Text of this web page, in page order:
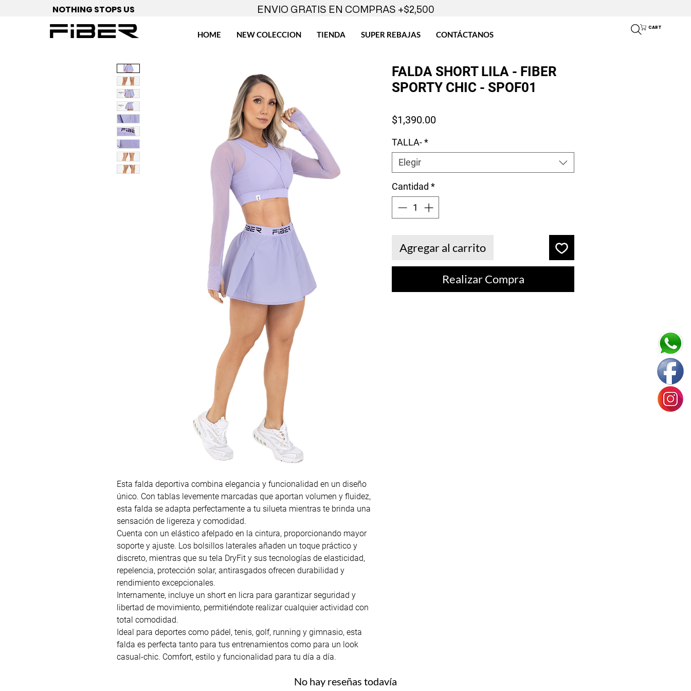
NOTHING STOPS US
HOME NEW COLECCION TIENDA SUPER REBAJAS CONTÁCTANOS
ENVIO GRATIS EN COMPRAS +$2,500
CART
Esta falda deportiva combina elegancia y funcionalidad en un diseño
único. Con tablas levemente marcadas que aportan volumen y fluidez,
esta falda se adapta perfectamente a tu silueta mientras te brinda una
sensación de ligereza y comodidad.
Cuenta con un elástico afelpado en la cintura, proporcionando mayor
soporte y ajuste. Los bolsillos laterales añaden un toque práctico y
discreto, mientras que su tela DryFit y sus tecnologías de elasticidad,
repelencia, protección solar, antirasgados ofrecen durabilidad y
rendimiento excepcionales.
Internamente, incluye un short en licra para garantizar seguridad y
libertad de movimiento, permitiéndote realizar cualquier actividad con
total comodidad.
Ideal para deportes como pádel, tenis, golf, running y gimnasio, esta
falda es perfecta tanto para tus entrenamientos como para un look
casual-chic. Comfort, estilo y funcionalidad para tu día a día.
FALDA SHORT LILA - FIBER
SPORTY CHIC - SPOF01
$1,390.00Precio
TALLA-*
Elegir
Cantidad *
Agregar al carrito
Realizar Compra
No hay reseñas todavía